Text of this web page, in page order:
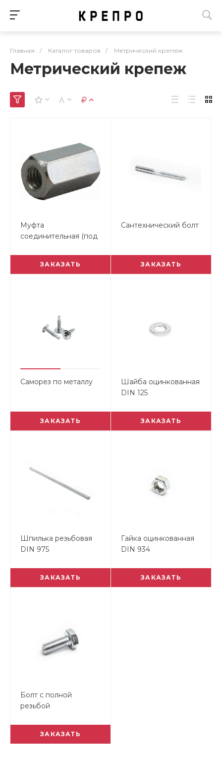
Главная / Каталог товаров / Метрический крепеж
Метрический крепеж
Муфта
соединительная (под
ЗАКАЗАТЬ
Сантехнический болт
ЗАКАЗАТЬ
Саморез по металлу
ЗАКАЗАТЬ
Шайба оцинкованная
DIN 125
ЗАКАЗАТЬ
Шпилька резьбовая
DIN 975
ЗАКАЗАТЬ
Гайка оцинкованная
DIN 934
ЗАКАЗАТЬ
Болт с полной
резьбой
933
ЗАКАЗАТЬ